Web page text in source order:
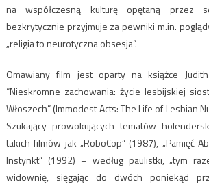
na współczesną kulturę opętaną przez
bezkrytycznie przyjmuje za pewniki m.in.
„religia to neurotyczna obsesja”.
Omawiany film jest oparty na książce
“Nieskromne zachowania: życie lesbijskiej
Włoszech” (Immodest Acts: The Life of Lesbian
Szukający prowokujących tematów
takich filmów jak „RoboCop” (1987), „Pamięć
Instynkt” (1992) – według paulistki, „tym
widownię, sięgając do dwóch poniekąd